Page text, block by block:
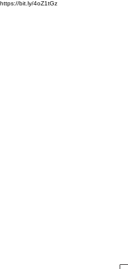
https://bit.ly/4oZ1tGz